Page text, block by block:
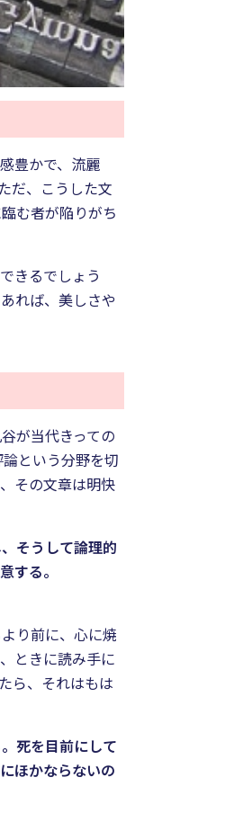
豊かで、流麗
だ、こうした文
む者が陥りがち
きるでしょう
れば、美しさや
が当代きっての
という分野を切
その文章は明快
そうして論理的
する。
り前に、心に焼
ときに読み手に
ら、それはもは
死を目前にして
ほかならないの